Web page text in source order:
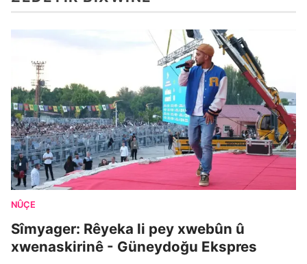
NÛÇE
Sîmyager: Rêyeka li pey xwebûn û
xwenaskirinê - Güneydoğu Ekspres